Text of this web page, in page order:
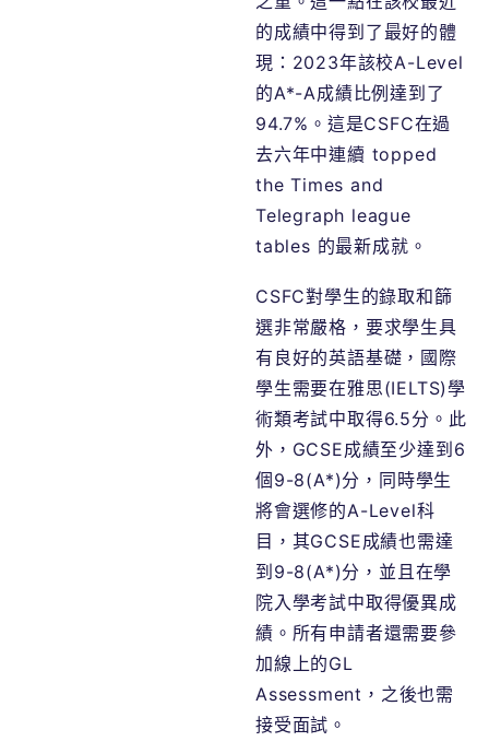
的成績中得到了最好的體
現：2023年該校A-Level
的A*-A成績比例達到了
94.7%。這是CSFC在過
去六年中連續 topped
the Times and
Telegraph league
tables 的最新成就。
CSFC對學生的錄取和篩
選非常嚴格，要求學生具
有良好的英語基礎，國際
學生需要在雅思(IELTS)學
術類考試中取得6.5分。此
外，GCSE成績至少達到6
個9-8(A*)分，同時學生
將會選修的A-Level科
目，其GCSE成績也需達
到9-8(A*)分，並且在學
院入學考試中取得優異成
績。所有申請者還需要參
加線上的GL
Assessment ，之後也需
接受面試。